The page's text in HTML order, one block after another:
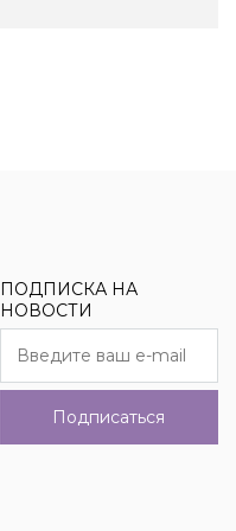
ПОДПИСКА НА
НОВОСТИ
Подписаться